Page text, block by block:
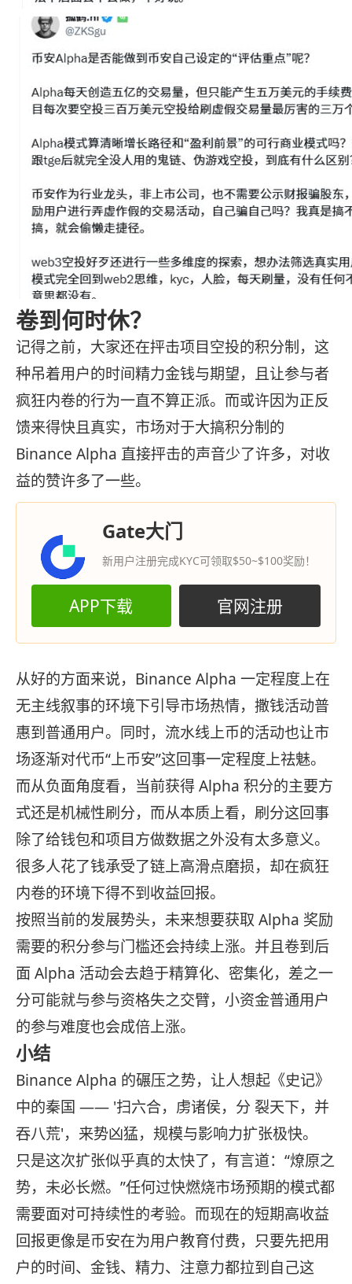
卷到何时休？
记得之前，大家还在抨击项目空投的积分制，这
种吊着用户的时间精力金钱与期望，且让参与者
疯狂内卷的行为一直不算正派。而或许因为正反
馈来得快且真实，市场对于大搞积分制的
Binance Alpha 直接抨击的声音少了许多，对收
益的赞许多了一些。
Gate大门
新用户注册完成KYC可领取$50~$100奖励！
APP下载 官网注册
从好的方面来说，Binance Alpha 一定程度上在
无主线叙事的环境下引导市场热情，撒钱活动普
惠到普通用户。同时，流水线上币的活动也让市
场逐渐对代币“上币安”这回事一定程度上祛魅。
而从负面角度看，当前获得 Alpha 积分的主要方
式还是机械性刷分，而从本质上看，刷分这回事
除了给钱包和项目方做数据之外没有太多意义。
很多人花了钱承受了链上高滑点磨损，却在疯狂
内卷的环境下得不到收益回报。
按照当前的发展势头，未来想要获取 Alpha 奖励
需要的积分参与门槛还会持续上涨。并且卷到后
面 Alpha 活动会去趋于精算化、密集化，差之一
分可能就与参与资格失之交臂，小资金普通用户
的参与难度也会成倍上涨。
小结
Binance Alpha 的碾压之势，让人想起《史记》
中的秦国 —— '扫六合，虏诸侯，分 裂天下，并
吞八荒'，来势凶猛，规模与影响力扩张极快。
只是这次扩张似乎真的太快了，有言道：“燎原之
势，未必长燃。”任何过快燃烧市场预期的模式都
需要面对可持续性的考验。而现在的短期高收益
回报更像是币安在为用户教育付费，只要先把用
户的时间、金钱、精力、注意力都拉到自己这